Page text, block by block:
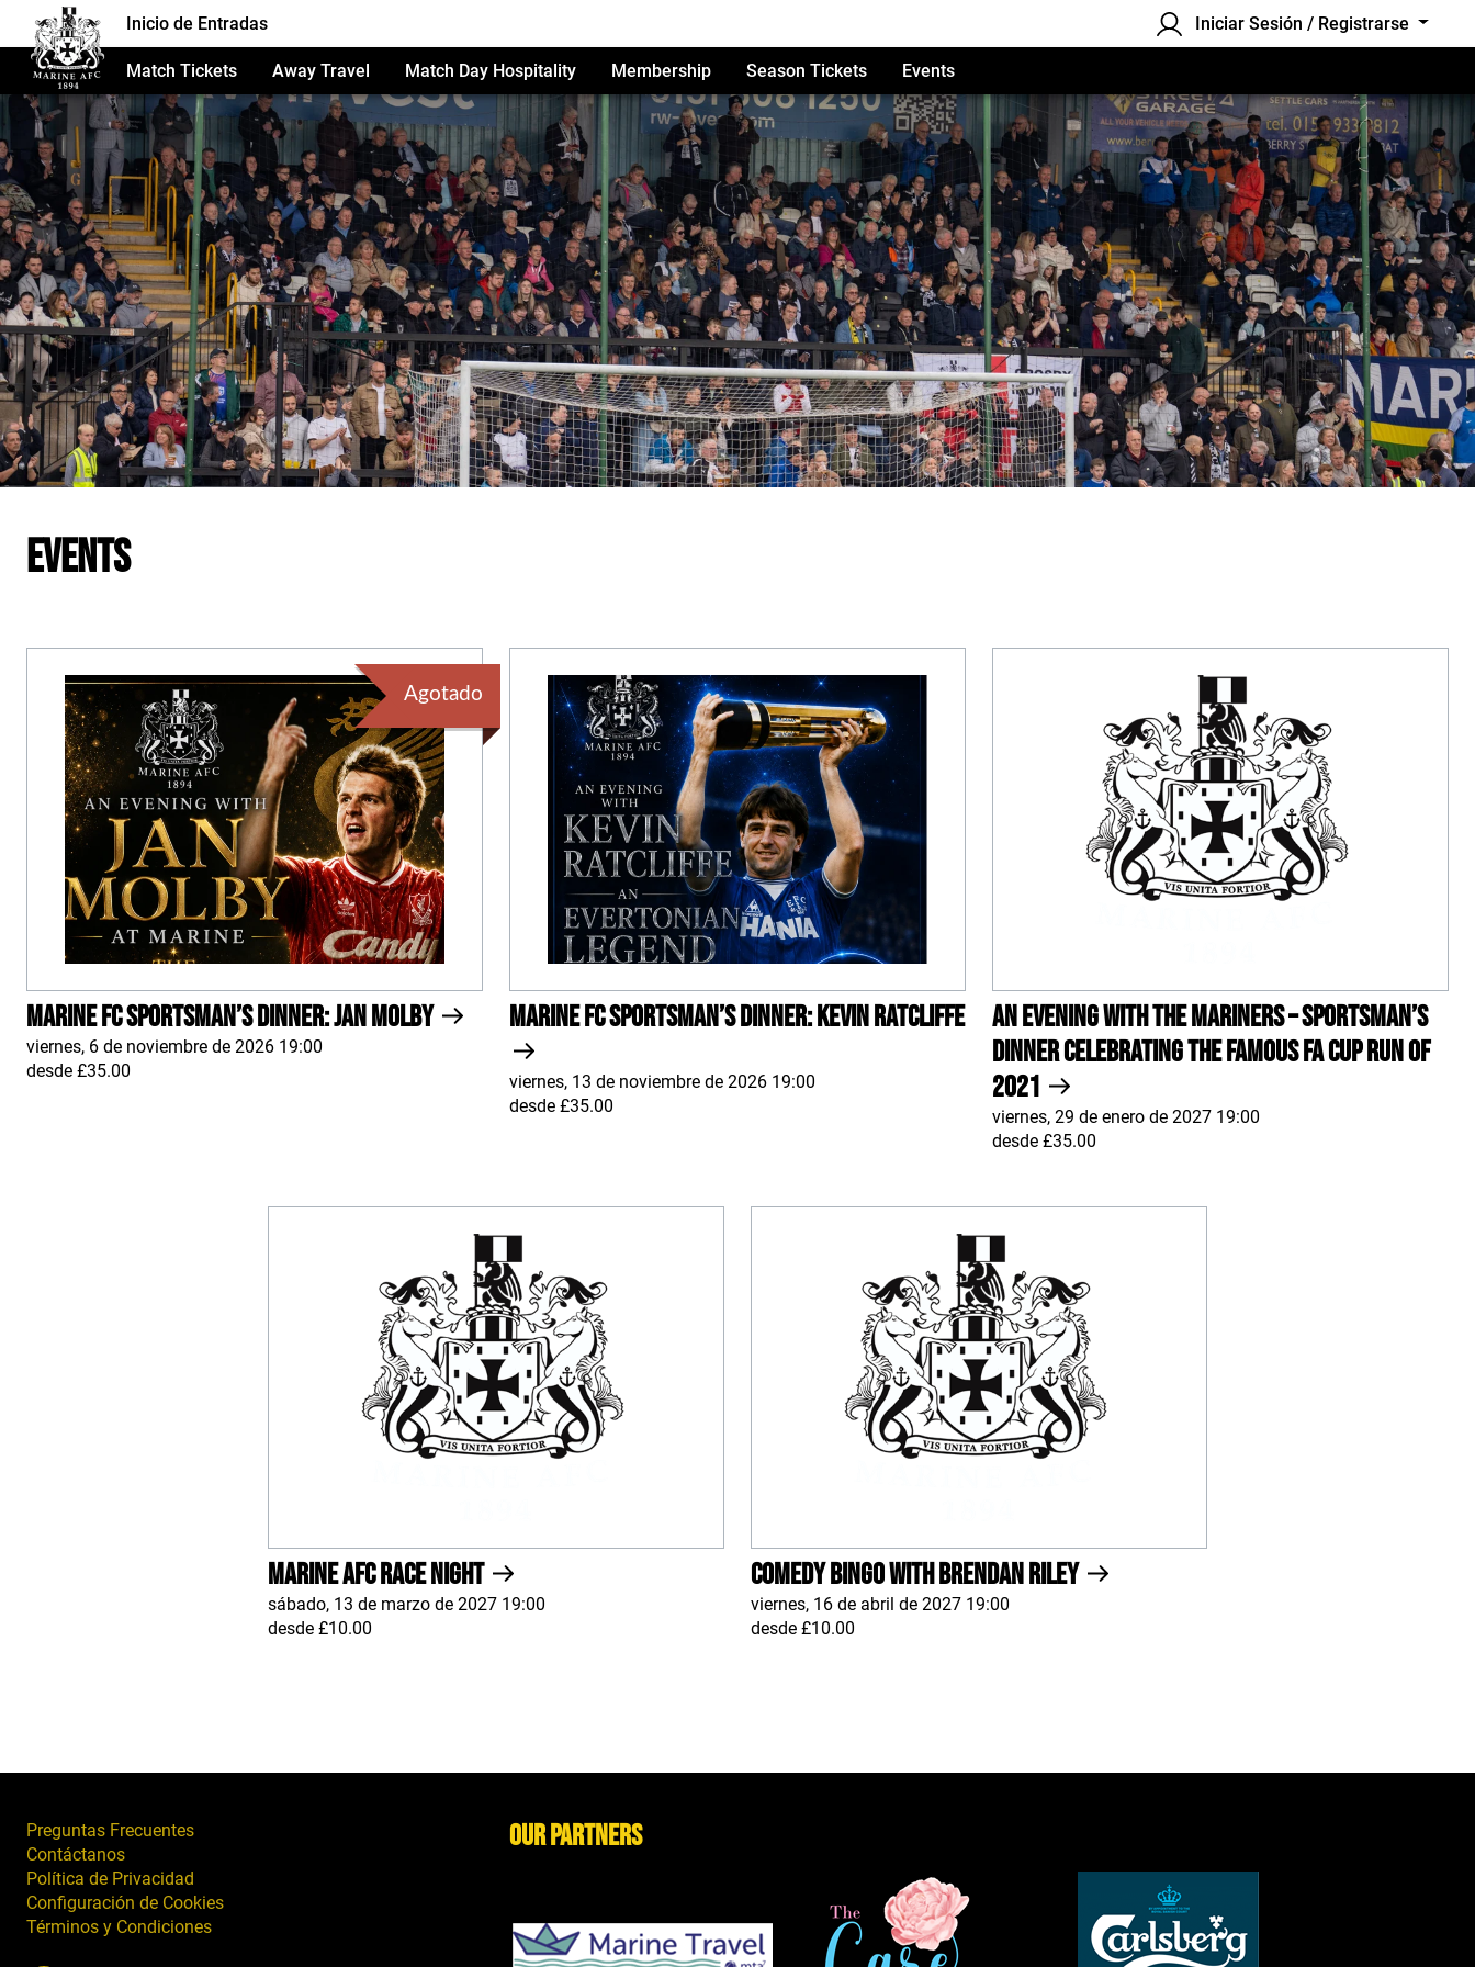
Inicio de Entradas Iniciar Sesión / Registrarse
Match Tickets Away Travel Match Day Hospitality Membership Season Tickets Events
Events
Agotado
Marine FC Sportsman’s Dinner: Jan Molby
viernes, 6 de noviembre de 2026 19:00
desde £35.00
Marine FC Sportsman’s Dinner: Kevin Ratcliffe
viernes, 13 de noviembre de 2026 19:00
desde £35.00
An Evening With The Mariners – Sportsman’s
Dinner celebrating the famous FA Cup run of
2021
viernes, 29 de enero de 2027 19:00
desde £35.00
Marine AFC Race Night
sábado, 13 de marzo de 2027 19:00
desde £10.00
Comedy Bingo With Brendan Riley
viernes, 16 de abril de 2027 19:00
desde £10.00
Preguntas Frecuentes
Contáctanos
Política de Privacidad
Configuración de Cookies
Términos y Condiciones
Our Partners